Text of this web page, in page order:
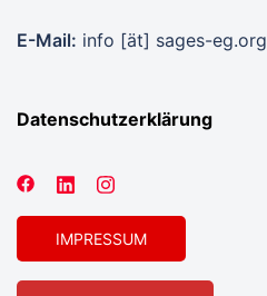
E-Mail: info [ät] sages-eg.org
Datenschutzerklärung
IMPRESSUM